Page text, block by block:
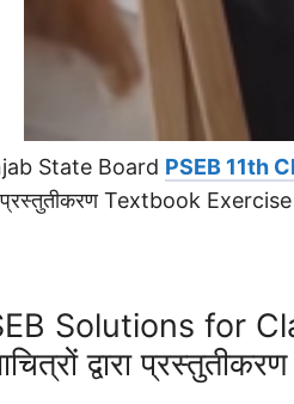
State Board PSEB 11th
प्रस्तुतीकरण Textbook
Solutions for
द्वारा प्रस्तुतीकरण